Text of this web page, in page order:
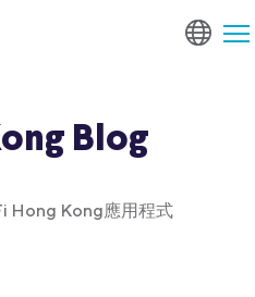
Blog
Hong Kong應用程式